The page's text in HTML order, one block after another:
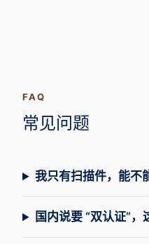
FAQ
常见问题
我只有扫描件，能不
国内说要 “双认证”，